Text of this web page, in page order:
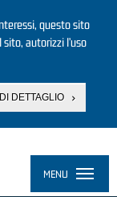
questo sito
autorizzi l’uso
DETTAGLIO
MENU